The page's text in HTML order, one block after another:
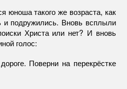
юноша такого же возраста, как
и подружились. Вновь всплыли
Христа или нет? И вновь
голос:
Поверни на перекрёстке